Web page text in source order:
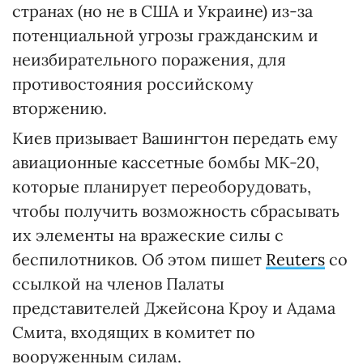
странах (но не в США и Украине) из-за
потенциальной угрозы гражданским и
неизбирательного поражения, для
противостояния российскому
вторжению.
Киев призывает Вашингтон передать ему
авиационные кассетные бомбы MK-20,
которые планирует переоборудовать,
чтобы получить возможность сбрасывать
их элементы на вражеские силы с
беспилотников. Об этом пишет Reuters со
ссылкой на членов Палаты
представителей Джейсона Кроу и Адама
Смита, входящих в комитет по
вооруженным силам.